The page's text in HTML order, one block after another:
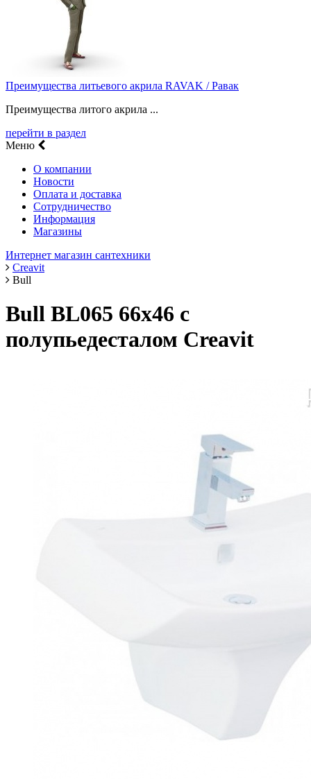
Преимущества литьевого акрила RAVAK / Равак
Преимущества литого акрила ...
перейти в раздел
Меню
О компании
Новости
Оплата и доставка
Сотрудничество
Информация
Магазины
Интернет магазин сантехники
Creavit
Bull
Bull BL065 66х46 с
полупьедесталом Creavit